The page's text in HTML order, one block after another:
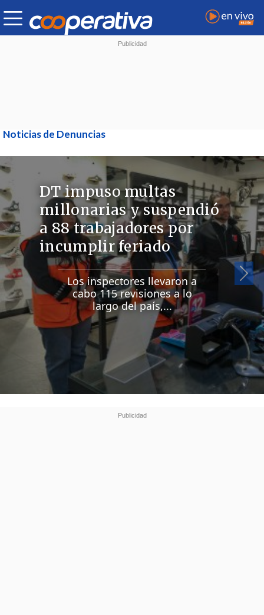
Noticias de Denuncias
DT impuso multas
millonarias y suspendió
a 88 trabajadores por
incumplir feriado
Los inspectores llevaron a
cabo 115 revisiones a lo
largo del país,...